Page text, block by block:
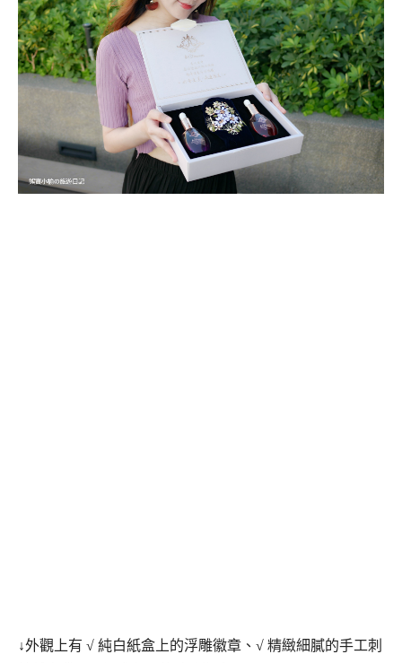
↓外觀上有 √ 純白紙盒上的浮雕徽章、√ 精緻細膩的手工刺